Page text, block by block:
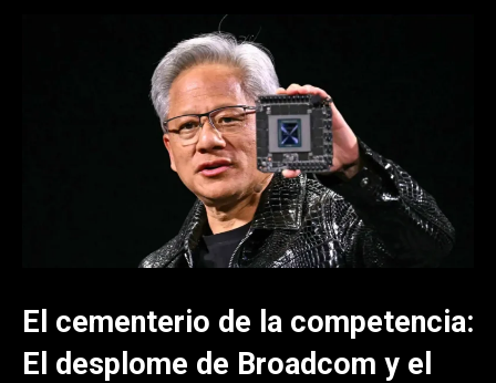
El cementerio de la competencia:
El desplome de Broadcom y el